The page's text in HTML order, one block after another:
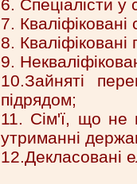
6. Спеціалісти
7.
8. Кваліфіковані
9.
10.Зайняті
підрядом;
11. Сім'ї, що не
утриманні
12.Декласовані